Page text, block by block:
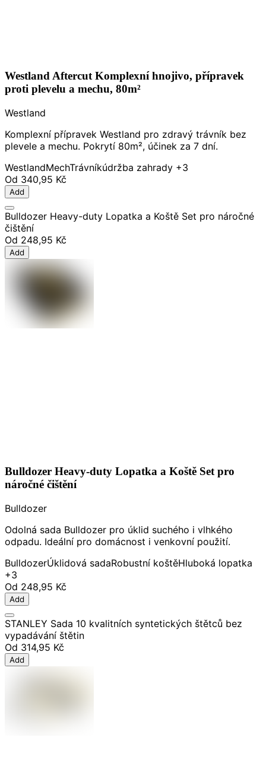
Westland Aftercut Komplexní hnojivo, přípravek
proti plevelu a mechu, 80m²
Westland
Komplexní přípravek Westland pro zdravý trávník bez
plevele a mechu. Pokrytí 80m², účinek za 7 dní.
WestlandMechTrávníkúdržba zahrady +3
Od 340,95 Kč
Add
Bulldozer Heavy-duty Lopatka a Koště Set pro náročné
čištění
Od 248,95 Kč
Add
Bulldozer Heavy-duty Lopatka a Koště Set pro
náročné čištění
Bulldozer
Odolná sada Bulldozer pro úklid suchého i vlhkého
odpadu. Ideální pro domácnost i venkovní použití.
BulldozerÚklidová sadaRobustní koštěHluboká lopatka
+3
Od 248,95 Kč
Add
STANLEY Sada 10 kvalitních syntetických štětců bez
vypadávání štětin
Od 314,95 Kč
Add